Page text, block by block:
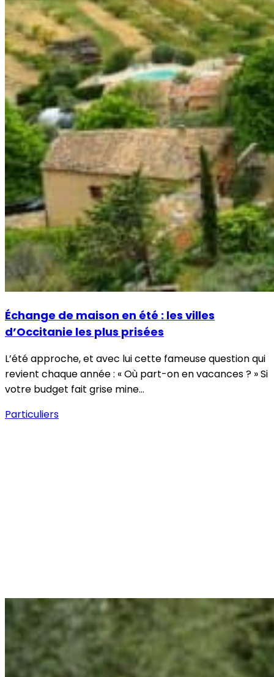
Échange de maison en été : les villes
d’Occitanie les plus prisées
L’été approche, et avec lui cette fameuse question qui
revient chaque année : « Où part-on en vacances ? » Si
votre budget fait grise mine…
Particuliers